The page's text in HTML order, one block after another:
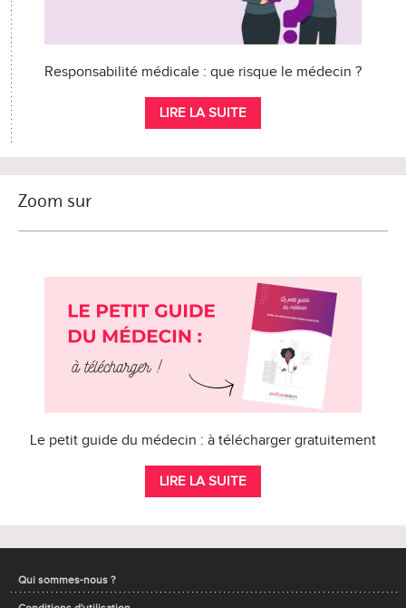
Responsabilité médicale : que risque le médecin ?
LIRE LA SUITE
Zoom sur
Le petit guide du médecin : à télécharger gratuitement
LIRE LA SUITE
Qui sommes-nous ?